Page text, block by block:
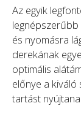
Az egyik
és nyomásra
derekának
optimális
előnye a
tartást